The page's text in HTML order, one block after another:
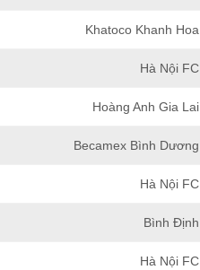
Khatoco Khanh Hoa
Hà Nội FC
Hoàng Anh Gia Lai
Becamex Bình Dương
Hà Nội FC
Bình Định
Hà Nội FC